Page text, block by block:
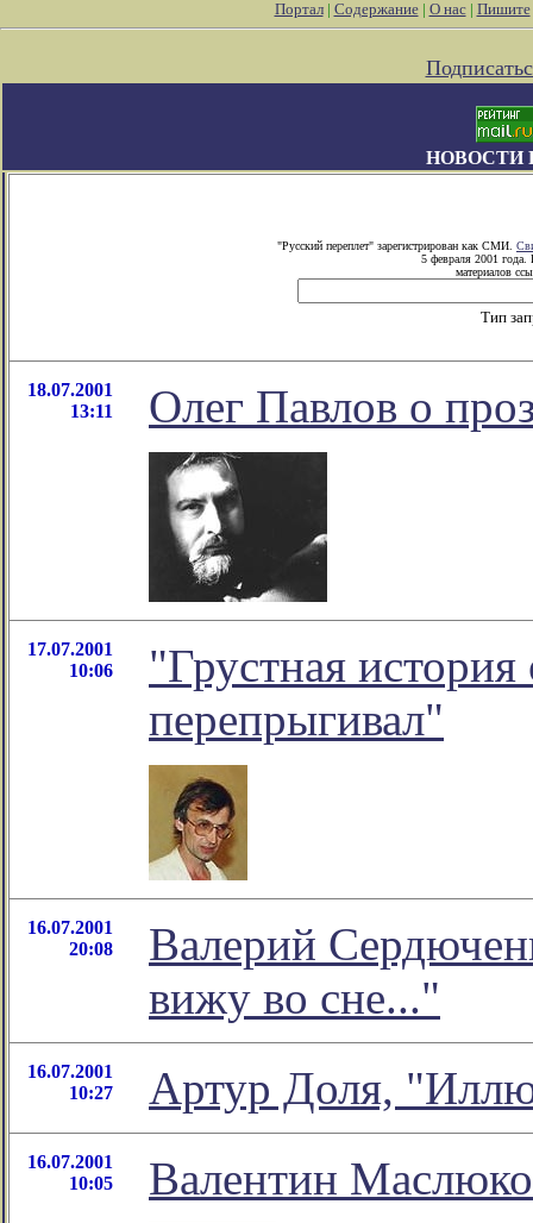
Портал| Содержание| О нас| Пишите
НОВОСТИ
"Русский переплет" зарегистрирован как СМИ.
5 февраля 2001 года.
материалов
Тип
18.07.2001
13:11
Олег Павлов о
17.07.2001
10:06
"Грустная история
перепрыгивал"
16.07.2001
20:08
Валерий
вижу во сне..."
16.07.2001
10:27
Артур Доля,
16.07.2001
10:05
Валентин